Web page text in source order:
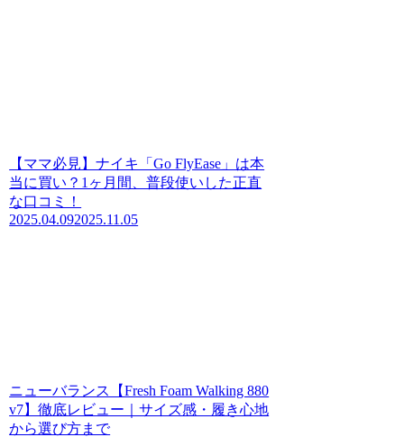
【ママ必見】ナイキ「Go FlyEase」は本
当に買い？1ヶ月間、普段使いした正直
な口コミ！
2025.04.092025.11.05
ニューバランス【Fresh Foam Walking 880
v7】徹底レビュー｜サイズ感・履き心地
から選び方まで